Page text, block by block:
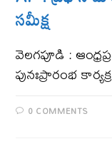
సమీక్ష
వెల‌గ‌పూడి :
పునఃప్రారంభ
0 COMMENTS